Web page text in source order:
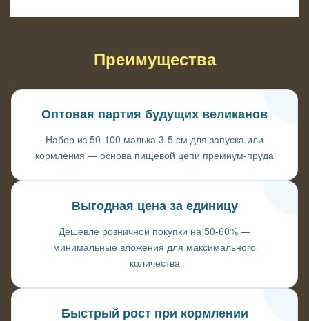
Преимущества
Оптовая партия будущих великанов
Набор из 50-100 малька 3-5 см для запуска или
кормления — основа пищевой цепи премиум-пруда
Выгодная цена за единицу
Дешевле розничной покупки на 50-60% —
минимальные вложения для максимального
количества
Быстрый рост при кормлении